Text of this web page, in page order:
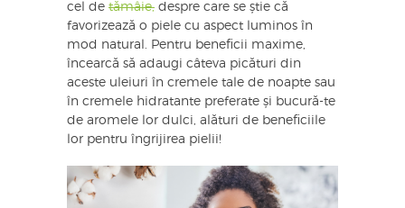
cel de tămâie, despre care se știe că
favorizează o piele cu aspect luminos în
mod natural. Pentru beneficii maxime,
încearcă să adaugi câteva picături din
aceste uleiuri în cremele tale de noapte sau
în cremele hidratante preferate și bucură-te
de aromele lor dulci, alături de beneficiile
lor pentru îngrijirea pielii!